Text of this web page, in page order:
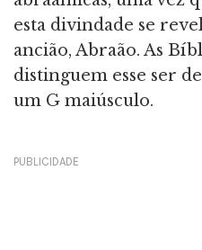
esta divindade se
ancião, Abraão. As
distinguem esse ser
um G maiúsculo.
PUBLICIDADE